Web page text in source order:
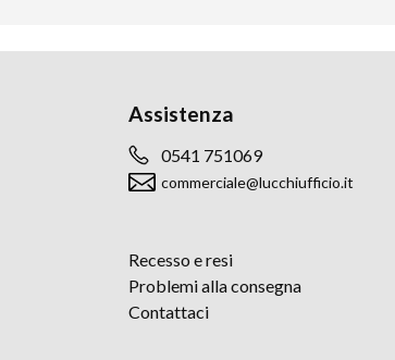
Assistenza
0541 751069
commerciale@lucchiufficio.it
Recesso e resi
Problemi alla consegna
Contattaci